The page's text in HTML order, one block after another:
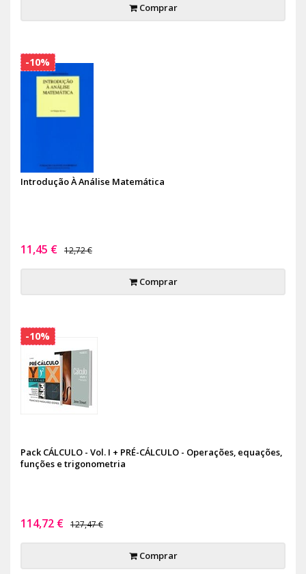
Comprar
Introdução À Análise Matemática
11,45 € 12,72 €
Comprar
-10%
Pack CÁLCULO - Vol. I + PRÉ-CÁLCULO - Operações, equações,
funções e trigonometria
114,72 € 127,47 €
Comprar
-10%